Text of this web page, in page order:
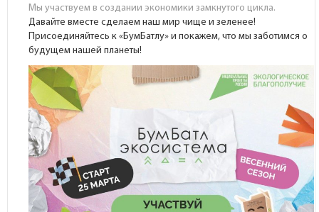
Мы участвуем в создании экономики замкнутого цикла.
Давайте вместе сделаем наш мир чище и зеленее!
Присоединяйтесь к «БумБатлу» и покажем, что мы заботимся о
будущем нашей планеты!